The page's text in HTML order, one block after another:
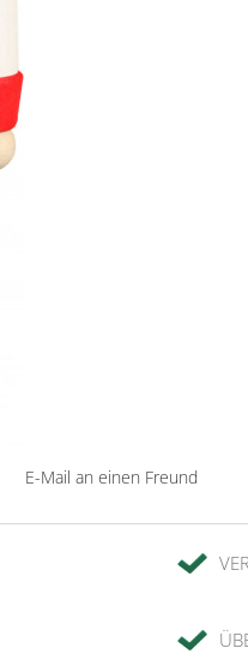
E-Mail an einen Freund